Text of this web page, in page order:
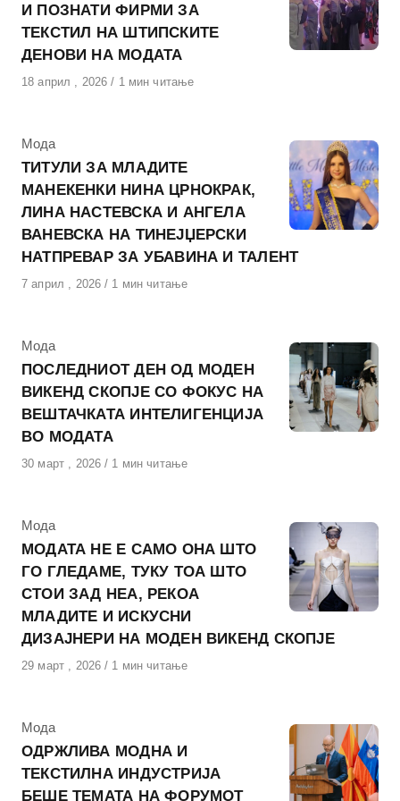
И ПОЗНАТИ ФИРМИ ЗА
ТЕКСТИЛ НА ШТИПСКИТЕ
ДЕНОВИ НА МОДАТА
Објавено
18 април , 2026 1 мин читање
КАтегорија
Мода
ТИТУЛИ ЗА МЛАДИТЕ
МАНЕКЕНКИ НИНА ЦРНОКРАК,
ЛИНА НАСТЕВСКА И АНГЕЛА
ВАНЕВСКА НА ТИНЕЈЏЕРСКИ
НАТПРЕВАР ЗА УБАВИНА И ТАЛЕНТ
Објавено
7 април , 2026 1 мин читање
КАтегорија
Мода
ПОСЛЕДНИОТ ДЕН ОД МОДЕН
ВИКЕНД СКОПЈЕ СО ФОКУС НА
ВЕШТАЧКАТА ИНТЕЛИГЕНЦИЈА
ВО МОДАТА
Објавено
30 март , 2026 1 мин читање
КАтегорија
Мода
МОДАТА НЕ E САМО ОНА ШТО
ГО ГЛЕДАМЕ, ТУКУ ТОА ШТО
СТОИ ЗАД НЕА, РЕКОА
МЛАДИТЕ И ИСКУСНИ
ДИЗАЈНЕРИ НА МОДЕН ВИКЕНД СКОПЈЕ
Објавено
29 март , 2026 1 мин читање
КАтегорија
Мода
ОДРЖЛИВА МОДНА И
ТЕКСТИЛНА ИНДУСТРИЈА
БЕШЕ ТЕМАТА НА ФОРУМОТ